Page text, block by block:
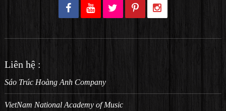
Liên hệ :
Sáo Trúc Hoàng Anh Company
VietNam National Academy of Music